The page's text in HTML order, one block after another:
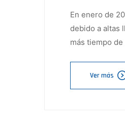
En enero de
debido a altas
más tiempo de
Ver más